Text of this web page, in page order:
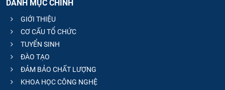
DANH MỤC CHÍNH
GIỚI THIỆU
CƠ CẤU TỔ CHỨC
TUYỂN SINH
ĐÀO TẠO
ĐẢM BẢO CHẤT LƯỢNG
KHOA HỌC CÔNG NGHỆ